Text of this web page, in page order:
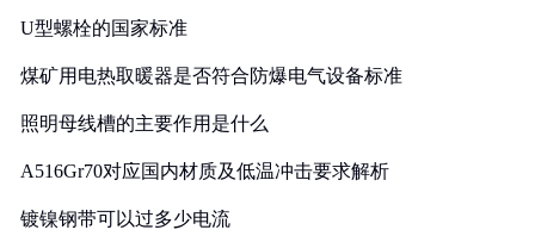
U型螺栓的国家标准
煤矿用电热取暖器是否符合防爆电气设备标准
照明母线槽的主要作用是什么
A516Gr70对应国内材质及低温冲击要求解析
镀镍钢带可以过多少电流